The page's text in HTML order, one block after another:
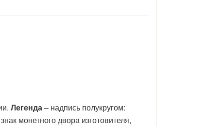
Легенда– надпись полукругом:
монетного двора изготовителя,